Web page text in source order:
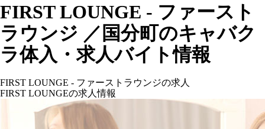
FIRST LOUNGE - ファースト
ラウンジ ／国分町のキャバク
ラ体入・求人バイト情報
FIRST LOUNGE - ファーストラウンジの求人
FIRST LOUNGEの求人情報